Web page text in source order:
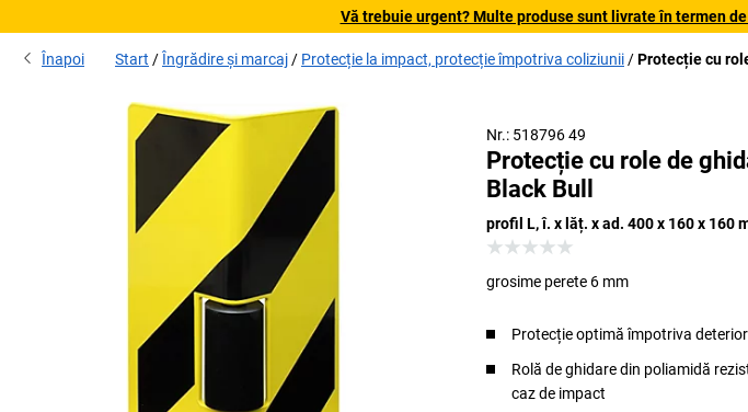
Vă trebuie urgent? Multe produse sunt livrate în termen
Înapoi Start Îngrădire și marcaj Protecție la impact, protecție împotriva coliziunii Protecție cu
Nr.: 518796 49
Protecție cu role de
Black Bull
profil L, î. x lăț. x ad. 400 x 160 x 160
grosime perete 6 mm
Protecție optimă împotriva
Rolă de ghidare din poliamidă
caz de impact